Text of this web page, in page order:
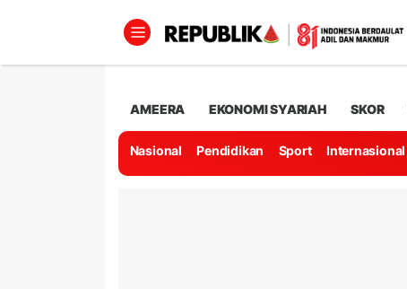
AMEERA EKONOMI SYARIAH SKOR
Nasional Pendidikan Sport Internasional